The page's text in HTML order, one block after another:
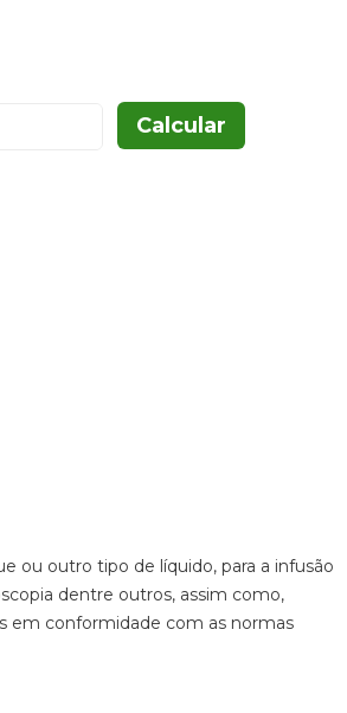
ou outro tipo de líquido, para a infusão
dentre outros, assim como,
em conformidade com as normas